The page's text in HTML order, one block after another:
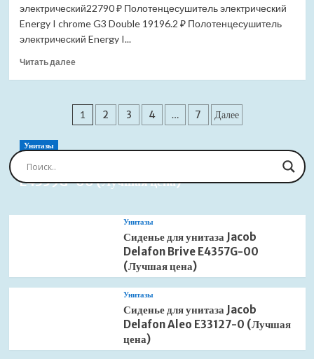
G5
электрический
(Лучшая
электрический22790 ₽ Полотенцесушитель электрический
Energy I chrome G3 Double 19196.2 ₽ Полотенцесушитель
электрический Energy I...
Читать далееПрочитать
Energy
I
G4
(Лучшая
Пагинация
1 2 3 4 … 7 Далее
Унитазы
Сиденье для унитаза Jacob Delafon Brive
E4359G-00 (Лучшая цена)
Унитазы
Сиденье для унитаза Jacob
Delafon Brive E4357G-00
(Лучшая цена)
Унитазы
Сиденье для унитаза Jacob
Delafon Aleo E33127-0 (Лучшая
цена)